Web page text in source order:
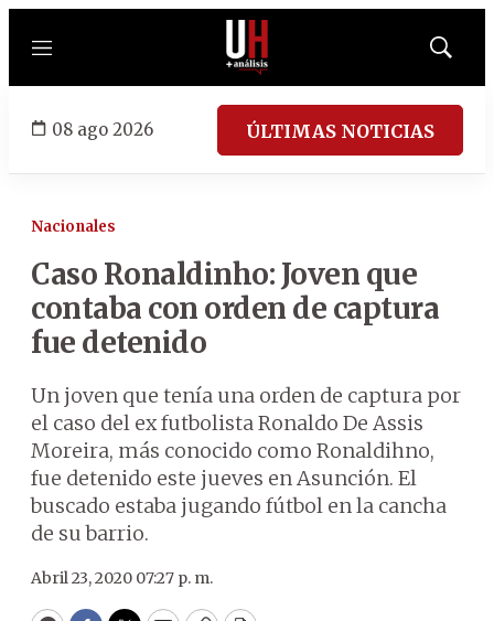
Menú
Mostrar
08 ago 2026 ÚLTIMAS NOTICIAS
Nacionales
Caso Ronaldinho: Joven que
contaba con orden de captura
fue detenido
Un joven que tenía una orden de captura por
el caso del ex futbolista Ronaldo De Assis
Moreira, más conocido como Ronaldihno,
fue detenido este jueves en Asunción. El
buscado estaba jugando fútbol en la cancha
de su barrio.
Abril 23, 2020 07:27 p. m.